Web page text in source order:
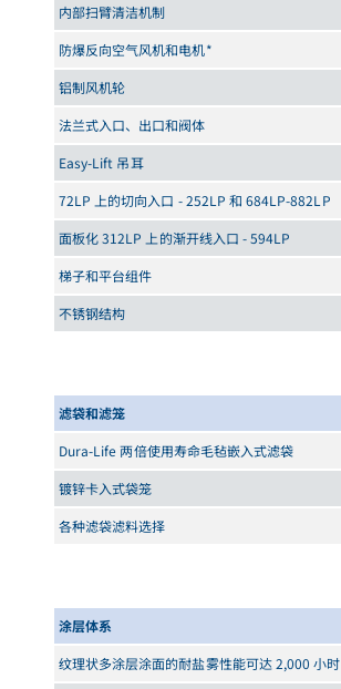
内部扫臂清洁机制
防爆反向空气风机和电机*
铝制风机轮
法兰式入口、出口和阀体
Easy-Lift 吊耳
72LP 上的切向入口 - 252LP 和 684LP-882LP
面板化 312LP 上的渐开线入口 - 594LP
梯子和平台组件
不锈钢结构
滤袋和滤笼
Dura-Life 两倍使用寿命毛毡嵌入式滤袋
镀锌卡入式袋笼
各种滤袋滤料选择
涂层体系
纹理状多涂层涂面的耐盐雾性能可达 2,000 小时